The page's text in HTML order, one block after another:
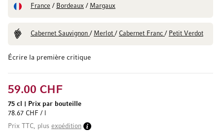
Écrire la première critique
France / Bordeaux / Margaux
Cabernet Sauvignon/ Merlot/ Cabernet Franc/ Petit Verdot
59.00 CHF
75 cl
Prix par bouteille
78.67 CHF / l
Prix TTC, plus expédition